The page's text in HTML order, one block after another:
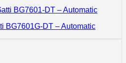
BG7601G-DT – Automatic